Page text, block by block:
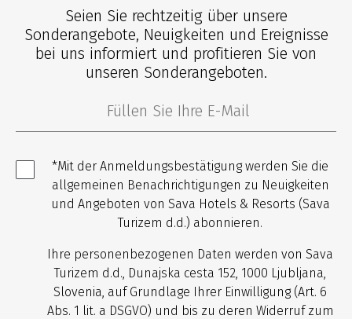
Seien Sie rechtzeitig über unsere
Sonderangebote, Neuigkeiten und Ereignisse
bei uns informiert und profitieren Sie von
unseren Sonderangeboten.
*Mit der Anmeldungsbestätigung werden Sie die
allgemeinen Benachrichtigungen zu Neuigkeiten
und Angeboten von Sava Hotels & Resorts (Sava
Turizem d.d.) abonnieren.
Ihre personenbezogenen Daten werden von Sava
Turizem d.d., Dunajska cesta 152, 1000 Ljubljana,
Slovenia, auf Grundlage Ihrer Einwilligung (Art. 6
Abs. 1 lit. a DSGVO) und bis zu deren Widerruf zum